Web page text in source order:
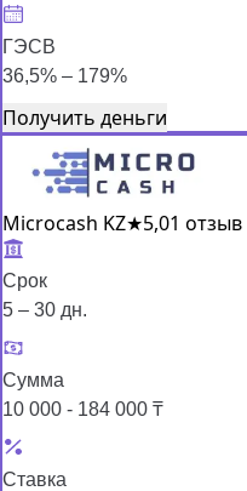
ГЭСВ
36,5% – 179%
Получить деньги
Microcash KZ★5,01 отзыв
Срок
5 – 30 дн.
Сумма
10 000 - 184 000 ₸
Ставка